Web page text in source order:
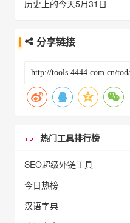
历史上的今天5月31日
分享链接
热门工具排行榜
SEO超级外链工具
今日热榜
汉语字典